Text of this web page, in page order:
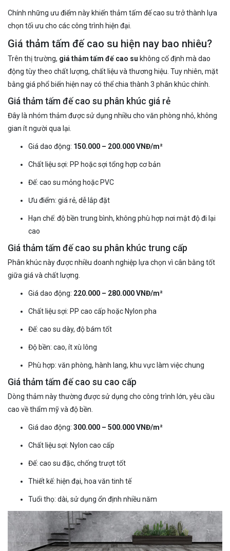
Chính những ưu điểm này khiến thảm tấm đế cao su trở thành lựa
chọn tối ưu cho các công trình hiện đại.
Giá thảm tấm đế cao su hiện nay bao nhiêu?
Trên thị trường, giá thảm tấm đế cao su không cố định mà dao
động tùy theo chất lượng, chất liệu và thương hiệu. Tuy nhiên, mặt
bằng giá phổ biến hiện nay có thể chia thành 3 phân khúc chính.
Giá thảm tấm đế cao su phân khúc giá rẻ
Đây là nhóm thảm được sử dụng nhiều cho văn phòng nhỏ, không
gian ít người qua lại.
Giá dao động: 150.000 – 200.000 VNĐ/m²
Chất liệu sợi: PP hoặc sợi tổng hợp cơ bản
Đế: cao su mỏng hoặc PVC
Ưu điểm: giá rẻ, dễ lắp đặt
Hạn chế: độ bền trung bình, không phù hợp nơi mật độ đi lại
cao
Giá thảm tấm đế cao su phân khúc trung cấp
Phân khúc này được nhiều doanh nghiệp lựa chọn vì cân bằng tốt
giữa giá và chất lượng.
Giá dao động: 220.000 – 280.000 VNĐ/m²
Chất liệu sợi: PP cao cấp hoặc Nylon pha
Đế: cao su dày, độ bám tốt
Độ bền: cao, ít xù lông
Phù hợp: văn phòng, hành lang, khu vực làm việc chung
Giá thảm tấm đế cao su cao cấp
Dòng thảm này thường được sử dụng cho công trình lớn, yêu cầu
cao về thẩm mỹ và độ bền.
Giá dao động: 300.000 – 500.000 VNĐ/m²
Chất liệu sợi: Nylon cao cấp
Đế: cao su đặc, chống trượt tốt
Thiết kế: hiện đại, hoa văn tinh tế
Tuổi thọ: dài, sử dụng ổn định nhiều năm